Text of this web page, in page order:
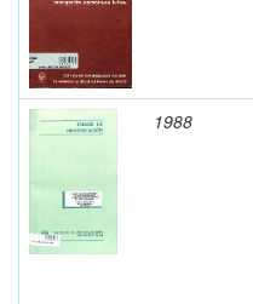
1988